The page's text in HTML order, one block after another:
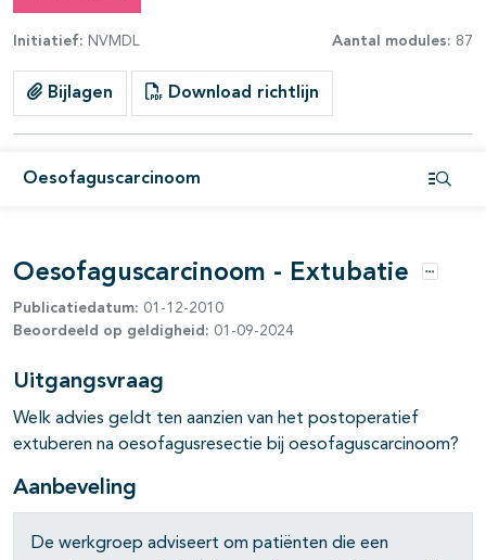
Initiatief: NVMDL Aantal modules: 87
Bijlagen Download richtlijn
Oesofaguscarcinoom
open- en dichtklappen
open- en dichtklappen
open- en dichtklappen
open- en dichtklappen
Oesofaguscarcinoom - Extubatie Opties
Publicatiedatum: 01-12-2010
Beoordeeld op geldigheid: 01-09-2024
Uitgangsvraag
Welk advies geldt ten aanzien van het postoperatief
extuberen na oesofagusresectie bij oesofaguscarcinoom?
Aanbeveling
De werkgroep adviseert om patiënten die een